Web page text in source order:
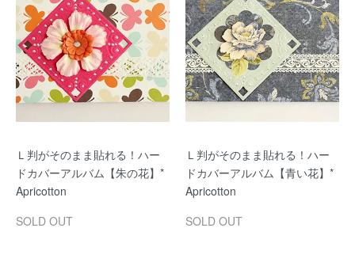
Ｌ判がそのまま貼れる！ハー
ドカバーアルバム【朱の花】*
Apricotton
SOLD OUT
Ｌ判がそのまま貼れる！ハー
ドカバーアルバム【青い花】*
Apricotton
SOLD OUT